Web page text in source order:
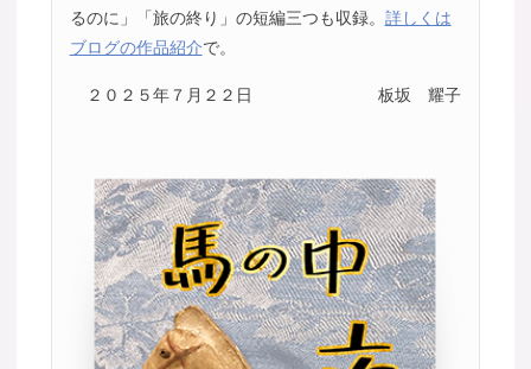
るのに」「旅の終り」の短編三つも収録。 詳しくは
ブログの作品紹介で。
２０２５年７月２２日 板坂 耀子